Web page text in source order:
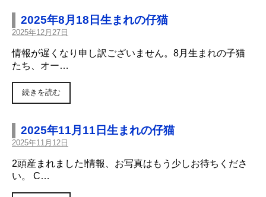
2025年8月18日生まれの仔猫
2025年12月27日
情報が遅くなり申し訳ございません。8月生まれの子猫
たち、オー…
続きを読む
2025年11月11日生まれの仔猫
2025年11月12日
2頭産まれました!情報、お写真はもう少しお待ちくださ
い。 C…